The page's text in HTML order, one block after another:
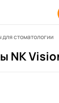
стоматологии
NK